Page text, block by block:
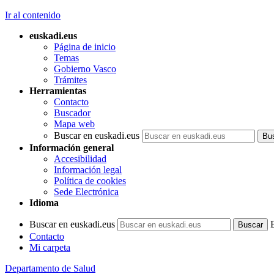
Ir al contenido
euskadi.eus
Página de inicio
Temas
Gobierno Vasco
Trámites
Herramientas
Contacto
Buscador
Mapa web
Buscar en euskadi.eus
Información general
Accesibilidad
Información legal
Política de cookies
Sede Electrónica
Idioma
Buscar en euskadi.eus
Contacto
Mi carpeta
Departamento de Salud